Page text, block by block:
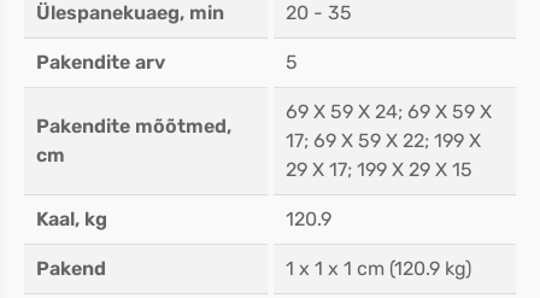
Ülespanekuaeg, min 20 - 35
Pakendite arv 5
Pakendite mõõtmed,
cm
69 X 59 X 24; 69 X 59 X
17; 69 X 59 X 22; 199 X
29 X 17; 199 X 29 X 15
Kaal, kg 120.9
Pakend 1 x 1 x 1 cm (120.9 kg)